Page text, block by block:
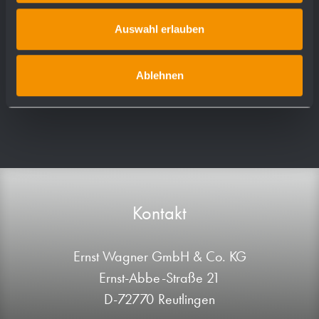
Auswahl erlauben
Ablehnen
Kontakt
Ernst Wagner GmbH & Co. KG
Ernst-Abbe-Straße 21
D-72770 Reutlingen